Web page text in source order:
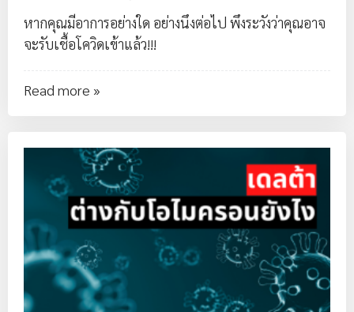
หากคุณมีอาการอย่างใด อย่างนึงต่อไป พึงระวังว่าคุณอาจ
จะรับเชื้อโควิดเข้าแล้ว!!!
Read more »